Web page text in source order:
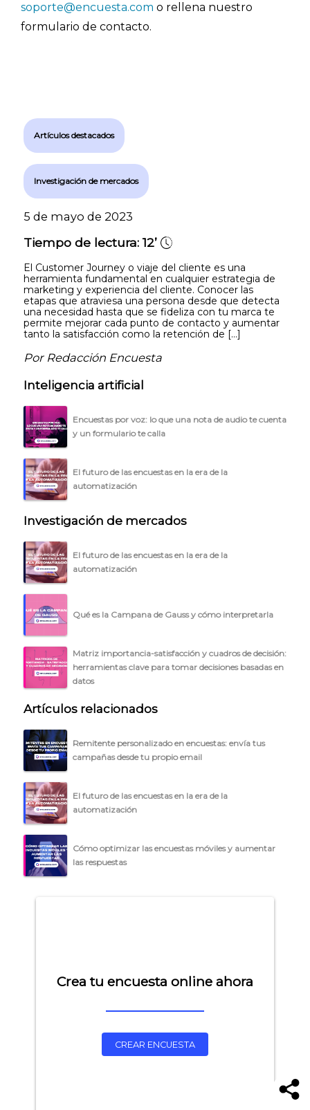
soporte@encuesta.com o rellena nuestro
formulario de contacto.
Artículos destacados
Investigación de mercados
5 de mayo de 2023
Tiempo de lectura:12’
El Customer Journey o viaje del cliente es una
herramienta fundamental en cualquier estrategia de
marketing y experiencia del cliente. Conocer las
etapas que atraviesa una persona desde que detecta
una necesidad hasta que se fideliza con tu marca te
permite mejorar cada punto de contacto y aumentar
tanto la satisfacción como la retención de […]
Por Redacción Encuesta
Inteligencia artificial
Encuestas por voz: lo que una nota de audio te cuenta
y un formulario te calla
El futuro de las encuestas en la era de la
automatización
Investigación de mercados
El futuro de las encuestas en la era de la
automatización
Qué es la Campana de Gauss y cómo interpretarla
Matriz importancia-satisfacción y cuadros de decisión:
herramientas clave para tomar decisiones basadas en
datos
Artículos relacionados
Remitente personalizado en encuestas: envía tus
campañas desde tu propio email
El futuro de las encuestas en la era de la
automatización
Cómo optimizar las encuestas móviles y aumentar
las respuestas
Crea tu encuesta online ahora
CREAR ENCUESTA